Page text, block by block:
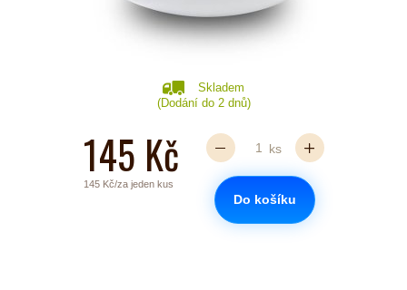
Skladem
(Dodání do 2 dnů)
145 Kč
145 Kč/za jeden kus
ks
Do košíku